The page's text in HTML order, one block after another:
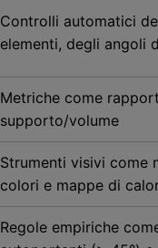
Controlli automatici
elementi, degli angoli
Metriche come
supporto/volume
Strumenti visivi come
colori e mappe di
Regole empiriche